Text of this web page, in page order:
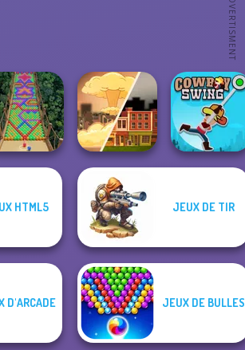
End of War
HTML5 JEUX DE TIR
D'ARCADE JEUX DE BULLES